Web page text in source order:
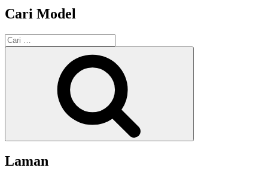
Cari Model
Pencarian
untuk:
Laman